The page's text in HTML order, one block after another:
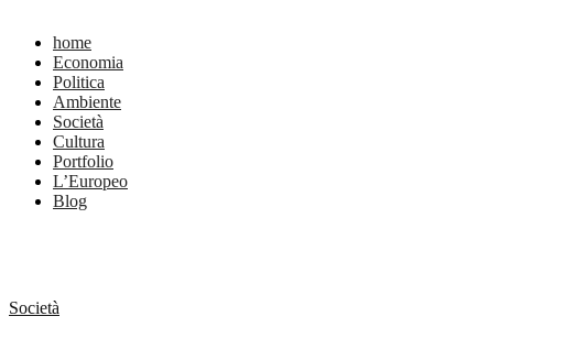
home
Economia
Politica
Ambiente
Società
Cultura
Portfolio
L’Europeo
Blog
Società